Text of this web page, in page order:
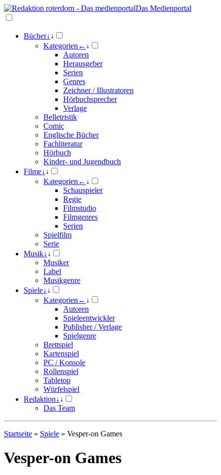
Das Medienportal
Bücher↓ ↓
Kategorien ← ↓
Autoren
Herausgeber
Serien
Genres
Zeichner / Illustratoren
Hörbuchsprecher
Verlage
Belletristik
Comic
Englische Bücher
Fachliteratur
Hörbuch
Kinder- und Jugendbuch
Filme↓ ↓
Kategorien ← ↓
Schauspieler
Regie
Filmstudio
Filmgenres
Serien
Spielfilm
Serie
Musik↓ ↓
Musiker
Label
Musikgenre
Spiele↓ ↓
Kategorien ← ↓
Autoren
Spieleentwickler
Publisher / Verlage
Spielgenre
Brettspiel
Kartenspiel
PC / Konsole
Rollenspiel
Tabletop
Würfelspiel
Redaktion↓ ↓
Das Team
Startseite » Spiele » Vesper-on Games
Vesper-on Games